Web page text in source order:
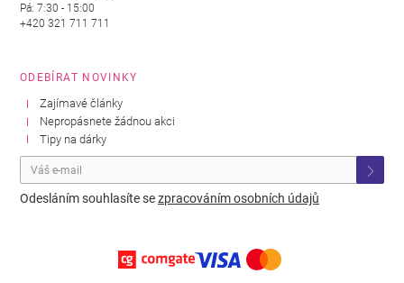
Pá: 7:30 - 15:00
+420 321 711 711
ODEBÍRAT NOVINKY
Zajímavé články
Nepropásnete žádnou akci
Tipy na dárky
Odesláním souhlasíte sezpracováním osobních údajů